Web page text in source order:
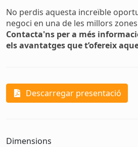
No perdis aquesta increïble
negoci en una de les millors zones
Contacta'ns per a més
els avantatges que t’ofereix
Descarregar presentació
Dimensions